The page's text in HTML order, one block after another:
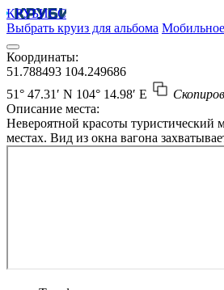
КРУБИСС
Выбрать круиз для альбома
Координаты:
51.788493 104.249686
51° 47.31′ N 104° 14.98′ E
Описание места:
Невероятной красоты
местах. Вид из окна вагона